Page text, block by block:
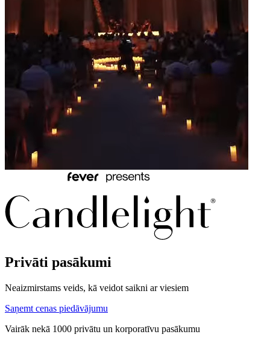
Privāti pasākumi
Neaizmirstams veids, kā veidot saikni ar viesiem
Saņemt cenas piedāvājumu
Vairāk nekā 1000 privātu un korporatīvu pasākumu